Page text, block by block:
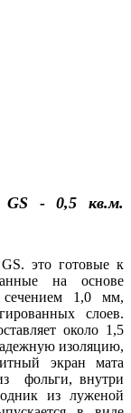
GS - 0,5 кв.м.
это готовые к
на основе
сечением 1,0 мм,
слоев.
около 1,5
изоляцию,
экран мата
фольги, внутри
из луженой